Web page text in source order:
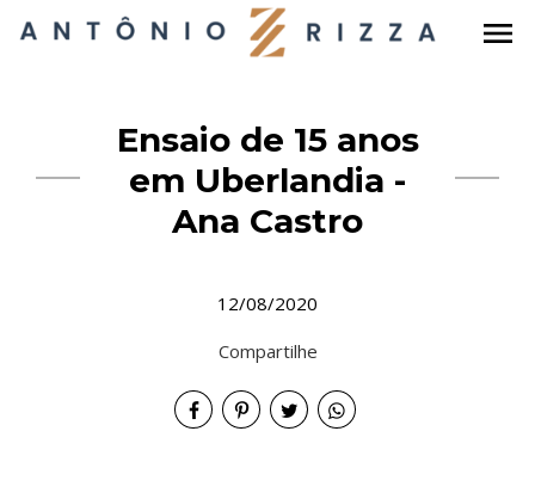
menu
Ensaio de 15 anos
em Uberlandia -
Ana Castro
12/08/2020
Compartilhe